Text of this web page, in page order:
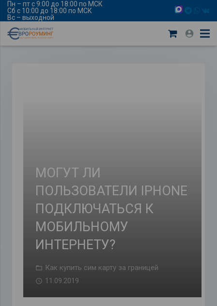
Пн – пт с 9:00 до 18:00 по МСК
Сб с 10:00 до 18:00 по МСК
Вс – выходной
МОГУТ ЛИ
ПОЛЬЗОВАТЕЛИ IPHONE
ПОДКЛЮЧАТЬСЯ К
МОБИЛЬНОМУ
ИНТЕРНЕТУ?
Как купить сим карту за границей
11.09.2019